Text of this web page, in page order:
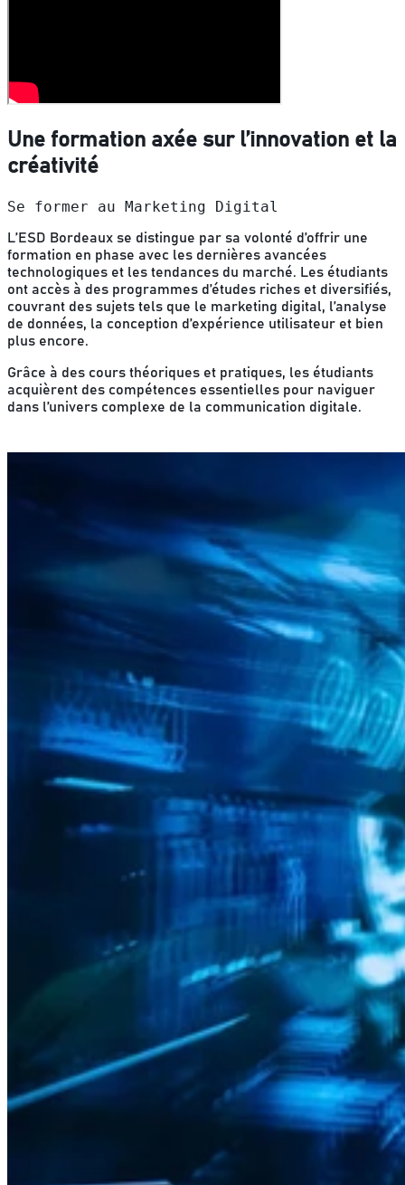
Une formation axée sur l’innovation et la
créativité
Se former au Marketing Digital
L’ESD Bordeaux se distingue par sa volonté d’offrir une
formation en phase avec les dernières avancées
technologiques et les tendances du marché. Les étudiants
ont accès à des programmes d’études riches et diversifiés,
couvrant des sujets tels que le marketing digital, l’analyse
de données, la conception d’expérience utilisateur et bien
plus encore.
Grâce à des cours théoriques et pratiques, les étudiants
acquièrent des compétences essentielles pour naviguer
dans l’univers complexe de la communication digitale.